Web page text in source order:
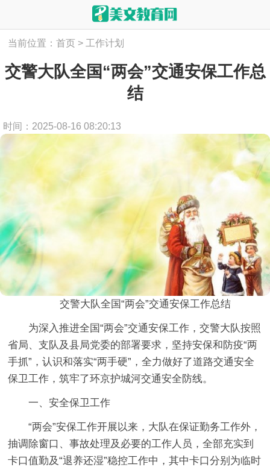
当前位置：首页 > 工作计划
交警大队全国“两会”交通安保工作总
结
时间：2025-08-16 08:20:13
交警大队全国“两会”交通安保工作总结
为深入推进全国“两会”交通安保工作，交警大队按照
省局、支队及县局党委的部署要求，坚持安保和防疫“两
手抓”，认识和落实“两手硬”，全力做好了道路交通安全
保卫工作，筑牢了环京护城河交通安全防线。
一、安全保卫工作
“两会”安保工作开展以来，大队在保证勤务工作外，
抽调除窗口、事故处理及必要的工作人员，全部充实到
卡口值勤及“退养还湿”稳控工作中，其中卡口分别为临时